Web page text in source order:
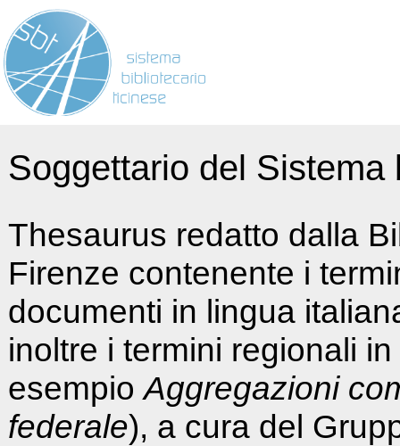
Soggettario del
Thesaurus redatto dalla
Firenze contenente i
documenti in lingua
inoltre i termini regionali
esempioAggregazioni
federale), a cura del